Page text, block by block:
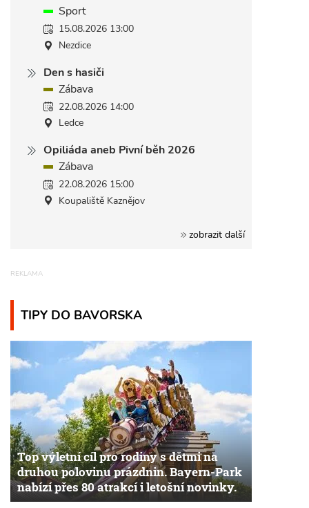
Sport
15.08.2026 13:00
Nezdice
Den s hasiči
Zábava
22.08.2026 14:00
Ledce
Opiliáda aneb Pivní běh 2026
Zábava
22.08.2026 15:00
Koupaliště Kaznějov
zobrazit další
TIPY DO BAVORSKA
Top výletní cíl pro rodiny s dětmi na
druhou polovinu prázdnin. Bayern-Park
nabízí přes 80 atrakcí i letošní novinky.